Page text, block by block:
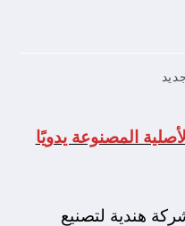
المصنوعة يدويًا
هندية لتصنيع